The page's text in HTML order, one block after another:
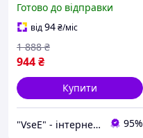
Вуличний манеж AD-29
Готово до відправки
від94₴/міс
944₴
1 888 ₴
Купити
"VseE" - інтернет-магазин тактичного військового спорядження | Власне виробництво | 95%